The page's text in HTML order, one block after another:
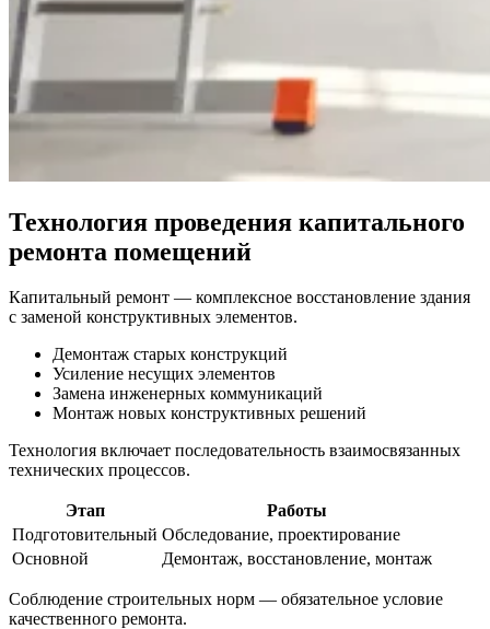
Технология проведения капитального
ремонта помещений
Капитальный ремонт — комплексное восстановление здания
с заменой конструктивных элементов.
Демонтаж старых конструкций
Усиление несущих элементов
Замена инженерных коммуникаций
Монтаж новых конструктивных решений
Технология включает последовательность взаимосвязанных
технических процессов.
Этап
Работы
Подготовительный Обследование, проектирование
Основной
Демонтаж, восстановление, монтаж
Соблюдение строительных норм — обязательное условие
качественного ремонта.